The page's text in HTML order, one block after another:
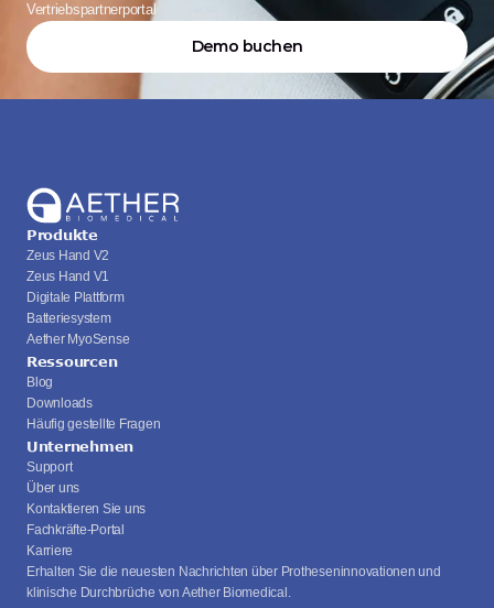
Vertriebspartnerportal
Demo buchen
Produkte
Zeus Hand V2
Zeus Hand V1
Digitale Plattform
Batteriesystem
Aether MyoSense
Ressourcen
Blog
Downloads
Häufig gestellte Fragen
Unternehmen
Support
Über uns
Kontaktieren Sie uns
Fachkräfte-Portal
Karriere
Erhalten Sie die neuesten Nachrichten über Protheseninnovationen und
klinische Durchbrüche von Aether Biomedical.